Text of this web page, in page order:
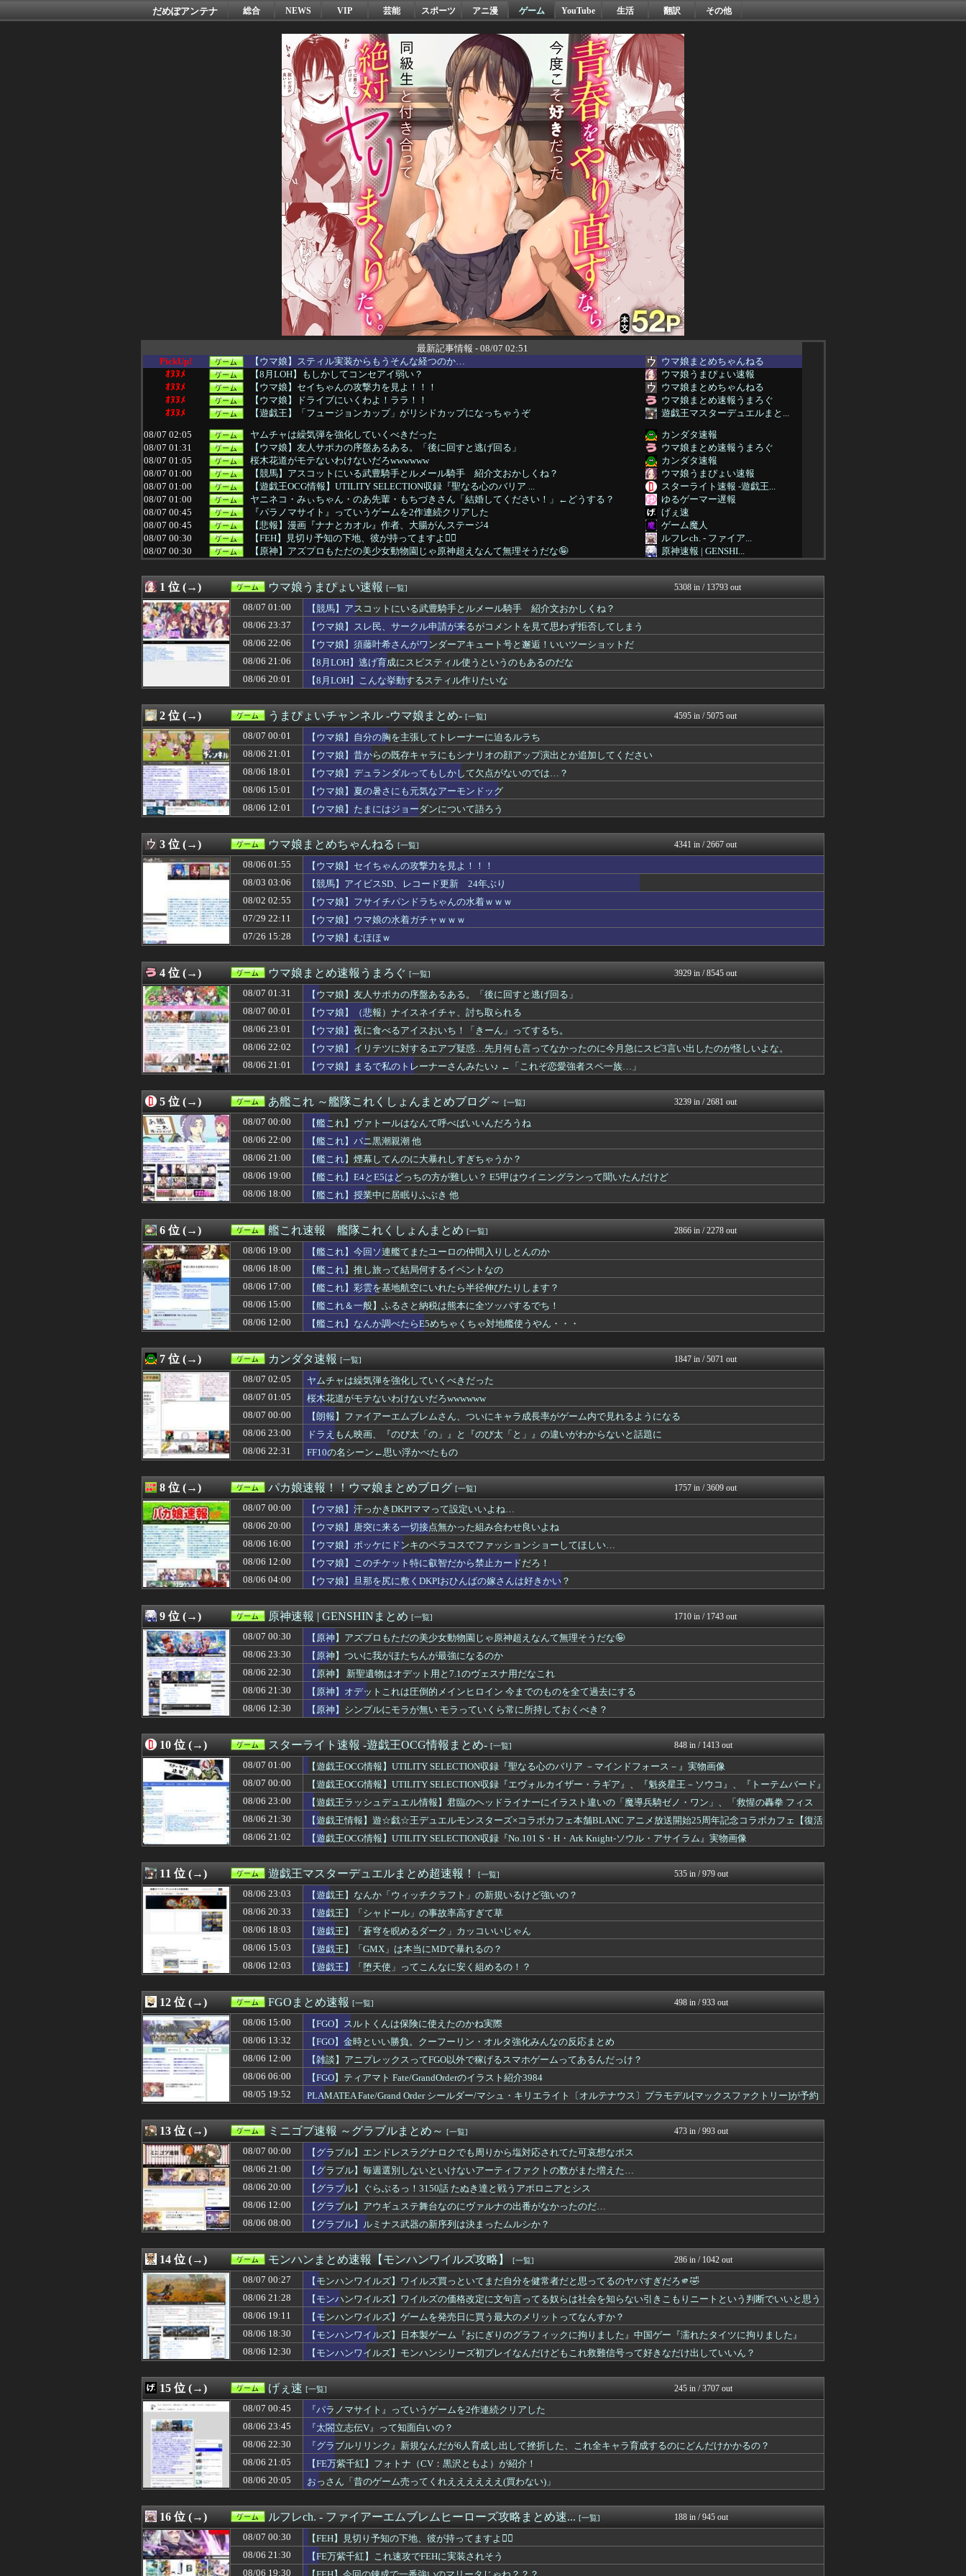
だめぽアンテナ 総合 NEWS VIP 芸能 スポーツ アニ漫 ゲーム YouTube 生活 翻訳 その他
最新記事情報 - 08/07 02:51
PickUp!
【ウマ娘】スティル実装からもうそんな経つのか…
ウマ娘まとめちゃんねる
ｵﾇﾇﾒ
【8月LOH】もしかしてコンセアイ弱い？
ウマ娘うまぴょい速報
ｵﾇﾇﾒ
【ウマ娘】セイちゃんの攻撃力を見よ！！！
ウマ娘まとめちゃんねる
ｵﾇﾇﾒ
【ウマ娘】ドライブにいくわよ！ララ！！
ウマ娘まとめ速報うまろぐ
ｵﾇﾇﾒ
【遊戯王】「フュージョンカップ」がリシドカップになっちゃうぞ
遊戯王マスターデュエルまと...
08/07 02:05
ヤムチャは繰気弾を強化していくべきだった
カンダタ速報
08/07 01:31
【ウマ娘】友人サポカの序盤あるある。「後に回すと逃げ回る」
ウマ娘まとめ速報うまろぐ
08/07 01:05
桜木花道がモテないわけないだろwwwwww
カンダタ速報
08/07 01:00
【競馬】アスコットにいる武豊騎手とルメール騎手 紹介文おかしくね？
ウマ娘うまぴょい速報
08/07 01:00
【遊戯王OCG情報】UTILITY SELECTION収録『聖なる心のバリア ...
スターライト速報 -遊戯王...
08/07 01:00
ヤニネコ・みぃちゃん・のあ先輩・もちづきさん「結婚してください！」←どうする？
ゆるゲーマー遅報
08/07 00:45
『パラノマサイト』っていうゲームを2作連続クリアした
げぇ速
08/07 00:45
【悲報】漫画『ナナとカオル』作者、大腸がんステージ4
ゲーム魔人
08/07 00:30
【FEH】見切り予知の下地、彼が持ってますよ👍🏻
ルフレch. - ファイア...
08/07 00:30
【原神】アズプロもただの美少女動物園じゃ原神超えなんて無理そうだな🤪
原神速報 | GENSHI...
08/07 00:09
【FF14】フォークタワー魔の塔Nで「床トラップや生き急いでダッシュするソロが...
馬鳥速報
08/07 00:04
【まどマギ】ループものの9割は物語開始時点が既にn周目だったって仕掛けがあるよ...
まどドラまとめ速報 魔法少...
08/07 00:02
ソフトの入れ替えなんて10秒で済むのにそれを面倒くさいとかDL版選ぶ理由だわと...
08/07 00:01
【ウマ娘】自分の胸を主張してトレーナーに迫るルラち
うまぴょいチャンネル -ウ...
08/07 00:01
【ウマ娘】（悲報）ナイスネイチャ、討ち取られる
08/07 00:00
【グラブル】エンドレスラグナロクでも周りから塩対応されてた可哀想なボス
08/07 00:00
【ウマ娘】汗っかきDKPIママって設定いいよね…
パカ娘速報！！ウマ娘まとめ...
【艦これ】ヴァトールはなんて呼べばいいんだろうね
あ艦これ ～艦隊これくしょ...
『キメラ』って倫理観無くせば普通に作れるんか？
08/07 00:00
ポケポケ、1年で1600万人が引退・・・
Y速報
08/07 00:00
【朗報】ファイアーエムブレムさん、ついにキャラ成長率がゲーム内で見れるようにな...
カンダタ速報
08/06 23:45
『太閤立志伝V』って知面白いの？
08/06 23:37
【ウマ娘】スレ民、サークル申請が来るがコメントを見て思わず拒否してしまう
ウマ娘うまぴょい速報
08/06 23:30
【原神】ついに我がほたちんが最強になるのか
08/06 23:25
【悲報】GTA6の新トレーラー、ネトフリ独占(6時間先行)ｗｗｗ
08/06 23:03
【遊戯王】なんか「ウィッチクラフト」の新規いるけど強いの？
遊戯王マスターデュエルまと...
08/06 23:02
【衰退】「エロゲー」とかいうかつて有能クリエイターを続々と輩出した謎の界隈ww...
mutyunのゲーム+αブ...
08/06 23:01
【ウマ娘】夜に食べるアイスおいち！「きーん」ってするち。
08/06 23:00
【城プロ】(夏江戸を見ながら)
城プロRE速報 -城プロR...
08/06 23:00
グリーンのラッタ死亡説が本当にそうなのかで揉める話題になってるのを知って驚いて...
アルセウス速報＠ポケモンま...
08/06 23:00
【画像】同級生「迷彩服って効果ないだろ」 それではこちらをごらんください
08/06 23:00
【遊戯王ラッシュデュエル情報】君臨のヘッドライナーにイラスト違いの「魔導兵騎ゼ...
スターライト速報 -遊戯王...
ドラえもん映画、『のび太「の」』と『のび太「と」』の違いがわからないと話題に
08/06 22:31
FF10の名シーン←思い浮かべたもの
08/06 22:30
『グラブルリリンク』新規なんだが6人育成し出して挫折した、これ全キャラ育成する...
げぇ速
08/06 22:30
【原神】 新聖遺物はオデット用と7.1のヴェスナ用だなこれ
原神速報 | GENSHI...
08/06 22:15
【週販】Switch2『30,606台』PS5『10,107台』スプラトゥーン...
08/06 22:07
【スト6】竹内ジョン選手「どう考えても調整の時期がおかしい。大会の真っただ中に...
チゲ速
08/06 22:06
【ウマ娘】須藤叶希さんがワンダーアキュート号と邂逅！いいツーショットだ
ウマ娘うまぴょい速報
08/06 22:02
【ウマ娘】イリテツに対するエアプ疑惑…先月何も言ってなかったのに今月急にスピ3...
08/06 22:02
抽選に当たったのでSwitch 2買ったけど一切使ってない。ワイだけ？
mutyunのゲーム+αブ...
08/06 22:00
【艦これ】バニ黒潮親潮 他
08/06 22:00
『スマートウォッチ』って言うほど必要か？
08/06 22:00
ファイアーエムブレム 万紫千紅さん、白人の美少女を出してしまうwww
Y速報
08/06 22:00
『ドラゴンボール』最近気付いたけどベジータ一家全員野菜の名前なんだな…
けおけお速報
08/06 22:00
【画像】露悪アニメ化ブーム、はじまるｗｗｗｗｗｗｗ
08/06 21:30
【FE万紫千紅】これ速攻でFEHに実装されそう
ルフレch. - ファイア...
08/06 21:30
【遊戯王情報】遊☆戯☆王デュエルモンスターズ×コラボカフェ本舗BLANC アニ...
スターライト速報 -遊戯王...
08/06 21:30
【原神】オデットこれは圧倒的メインヒロイン 今までのものを全て過去にする
08/06 21:30
FF4とかいうカッコいい竜騎士が活躍するゲーム最高だよな
カンダタ速報
08/06 21:28
【モンハンワイルズ】ワイルズの価格改定に文句言ってる奴らは社会を知らない引きこ...
モンハンまとめ速報【モンハ...
08/06 21:06
【8月LOH】逃げ育成にスピスティル使うというのもあるのだな
08/06 21:05
【FE万紫千紅】フォトナ（CV：黒沢ともよ）が紹介！
げぇ速
08/06 21:03
【FF14】寝転がりながら麻雀ができる！Switch2版、携帯麻雀機として滅茶...
馬鳥速報
08/06 21:02
なぜ日本が誇る巨大IP「北の国から」をオープンワールドゲーム化しないのか？
08/06 21:01
【ウマ娘】昔からの既存キャラにもシナリオの顔アップ演出とか追加してください
08/06 21:01
【ウマ娘】まるで私のトレーナーさんみたい♪ ←「これぞ恋愛強者スペ一族…」
ウマ娘まとめ速報うまろぐ
08/06 21:00
【東方】獣人キャラの耳どうなってるの問題
08/06 21:00
ライター「Switch2、499ドルでも安い800ドル超えるかも。PS5は直近...
Y速報
08/06 21:00
【グラブル】毎週選別しないといけないアーティファクトの数がまた増えた…
ミニゴブ速報 ～グラブルま...
08/06 21:00
【艦これ】煙幕してんのに大暴れしすぎちゃうか？
08/06 21:00
ゲオ「物理メディアが廃止されれば、ゲームはただ消費されるものになってしまう」
08/06 21:00
大学生のキモオタはなぜエナジードリンク飲んでるアピールするんや
カンダタ速報
08/06 20:47
【衝撃】SHIENで見つけた一定の人にバカ刺さりそうなオモチャがコチラｗｗｗｗ...
08/06 20:32
ゲーフリ「Beast of Reincarnationは皆様からのご意見を真摯...
mutyunのゲーム+αブ...
08/06 20:25
フロム以外の高難易度ゲーはやる気が出ない（皆がやってるゲームじゃないと達成感が...
08/06 20:05
おっさん「昔のゲーム売ってくれええええええ(買わない)」
08/06 20:02
多根「Switch2、499ドルでも安い800ドル超えるかも。PS5は直近での...
mutyunのゲーム+αブ...
08/06 20:01
『みんなのゴルフ WORLD』制作チームがロードマップ公開、無料の新規コース・...
PlaySphere | ...
08/06 20:01
【8月LOH】こんな挙動するスティル作りたいな
ウマ娘うまぴょい速報
08/06 20:00
【朗報】『冥王計画ゼオライマー』さん、たった2回のスパロボ参戦で大人気ロボ作品...
08/06 20:00
【グラブル】ぐらぶるっ！3150話 たぬき達と戦うアポロニアとシス
ミニゴブ速報 ～グラブルま...
08/06 20:00
【ウマ娘】唐突に来る一切接点無かった組み合わせ良いよね
08/06 20:00
【遊戯王ラッシュデュエル情報】君臨のヘッドライナーに「捕らわれの竜姫」、「魔導...
スターライト速報 -遊戯王...
08/06 19:35
【ポケモンSV】改めて思うけど突然変異かってくらいメインストーリーがめちゃくち...
08/06 19:32
メディア「Switch2版『モンハンワイルズ』はDLSS込みで最大1440p動...
08/06 19:31
【ウマ娘】わたしの全力受け止めて♡ ←「またへんないきものがふえてる…」
08/06 19:30
FE万紫千紅、アマラン8位wwwwww
Y速報
08/06 19:30
【FEH】今回の錬成で一番強いのマリータじゃね？？？
08/06 19:11
【モンハンワイルズ】ゲームを発売日に買う最大のメリットってなんすか？
08/06 19:08
【ウマ娘】ネオユニとゼファーは作者がキャラエミュできないせいで二次創作少ない
ウマ娘まとめ超速報！
08/06 19:05
DMC風のゲームとソウルライク系ってどっちが面白いと思う？
げぇ速
08/06 19:00
【艦これ】今回ソ連艦てまたユーロの仲間入りしとんのか
艦これ速報 艦隊これくしょ...
08/06 19:00
『Sa・Ga2 秘宝伝説』とかいう過大評価ゲーム
ゆるゲーマー遅報
08/06 19:00
【艦これ】E4とE5はどっちの方が難しい？ E5甲はウイニングランって聞いたん...
08/06 18:47
【衝撃】ちいかわの説明をするもド下手くそな私と正論な友人がコチラ・・・・・
08/06 18:45
スクエニ、「令和8年熊本地震」への支援として、義援金3000万円の寄付を発表。...
馬鳥速報
08/06 18:45
【悲報】コレコレ、月収1億円ｗｗｗそりゃ外出るのにボディガードつけるわ…
08/06 18:37
【ウマ娘】タキオン、このソース食べても大丈夫なやつ？
08/06 18:30
【ウマ娘】嫁さんという言葉が似合うウマ娘
ゴルシch.｜ウマ娘まとめ...
08/06 18:30
【FEH】温泉超英雄「双界マルス・ルキナ」「魔器ルフレ女」「クロム」「シーダ」...
ルフレch. - ファイア...
08/06 18:28
【FF14】8月7日に「Switch2版でコンテンツ内でデータロードに時間を要...
馬鳥速報
08/06 18:05
【朗報】ファイアーエムブレム、ついにキャラ成長率がゲーム内で見れるようになる
げぇ速
08/06 18:03
【遊戯王】「蒼穹を睨めるダーク」カッコいいじゃん
遊戯王マスターデュエルまと...
08/06 18:01
【ウマ娘】デュランダルってもしかして欠点がないのでは…？
うまぴょいチャンネル -ウ...
08/06 18:01
サイコロジカル・サバイバルホラー『ザ・ナイン・チャーネル ー第九納骨室ー』PS...
PlaySphere | ...
08/06 18:01
【ウマ娘】シットの炎がファイヤーしてそうなスティルインラブ（セーラーマーズ衣装...
ウマ娘まとめ速報うまろぐ
08/06 18:00
『みんなのGOLF WORLD』、改善に向けてアプデ計画公表
ゆるゲーマー遅報
08/06 18:00
賛否両論の『みんなのGOLF WORLD』、改善に向けてアプデ計画公表
Y速報
08/06 18:00
【艦これ】授業中に居眠りふぶき 他
あ艦これ ～艦隊これくしょ...
08/06 18:00
東方文化帖
2ch東方スレ観測所
08/06 17:17
【FF14】朗報！暗転演出で難しいと言われていたSwitch2版のWoL討滅戦...
馬鳥速報
08/06 17:11
【遊戯王OCG情報】UTILITY SELECTION収録『海晶乙女コーラルア...
08/06 17:05
【ウマ娘】LA公演ツアー、キャンセルが出たので２次募集開始！サンタアニタパーク...
『メガガブリアス』って何が強いんや・・・？
げぇ速
【艦これ】今から提督に着任するなら皆吹雪初期艦なんだろうか
08/06 17:00
【艦これ】彩雲を基地航空にいれたら半径伸びたりします？
08/06 16:47
【速報】堂本光一さん、左目のコンタクトが曇ってしまったため急遽ステージ上で洗う...
08/06 16:45
【画像】ポリコレ卒業のカプコン、スト6に可愛すぎるフィリピン人キャラ実装！
ゲーム魔人
08/06 16:30
60年代のクラシックマシンで山道を駆け上がるヒルクライムレース『Classic...
PlaySphere | ...
08/06 16:30
モンハンワイルズSwitch2版、40fpsと判明
Y速報
08/06 16:08
【ウマ娘】新しい家族が生えてくる可能性は全然あるからな
08/06 16:00
【ウマ娘】ポッケにドンキのペラコスでファッションショーしてほしい…
08/06 16:00
『ほの暮しの庭』買おうか迷ってるけどボリュームはどんなもんなんだろう？
けおけお速報
08/06 15:03
【遊戯王】「GMX」は本当にMDで暴れるの？
遊戯王マスターデュエルまと...
08/06 15:01
ダンジョン探索×店舗経営のローグライクアクションRPG続編『Moonlight...
08/06 15:01
【ウマ娘】夏の暑さにも元気なアーモンドッグ
うまぴょいチャンネル -ウ...
08/06 15:00
【艦これ＆一般】ふるさと納税は熊本に全ツッパするでち！
艦これ速報 艦隊これくしょ...
08/06 15:00
【FF14】新髪型「ブレイドバン」のエレゼン女性が美しすぎると話題に
馬鳥速報
08/06 15:00
【東方】怨霊にナメられてるこいしちゃん可愛いよね
2ch東方スレ観測所
08/06 15:00
【FGO】スルトくんは保険に使えたのかね実際
08/06 14:30
【ウマ娘】ヴェルサイユリゾートファームにローズキングダムのパネルが到着
08/06 14:25
【画像】ホロライブ新作ソシャゲ、またえちえち水着ガチャｗｗ
ゲーム魔人
08/06 14:00
すごいねアーティチョーク。食うところが全然ねえ…！
けおけお速報
08/06 13:43
【まどマギ】ほむリリィも顔の上半分無かったけど、これって何かの伏線だったりする...
08/06 13:32
【FGO】金時といい勝負。クーフーリン・オルタ強化みんなの反応まとめ
08/06 13:30
究極の8bit新作シューティングゲーム 『超翼戦騎エスティーク』8/6本日リリ...
PlaySphere | ...
08/06 13:30
サンドパンとかいう可愛さとかっこよさを兼ね備えたやつ
アルセウス速報＠ポケモンま...
08/06 12:47
卒制で作った旧帝国ホテルですが、投稿後すぐ帝国ホテルから連絡があり・・・・・
スマブラ屋さん | スマブ...
08/06 12:30
【原神】シンプルにモラが無い モラっていくら常に所持しておくべき？
原神速報 | GENSHI...
08/06 12:30
【FE万紫千紅】今のところこのリシテアみたいなデカパイ籠手使いが一番見た目好み
ルフレch. - ファイア...
08/06 12:30
【モンハンワイルズ】モンハンシリーズ初プレイなんだけどもこれ救難信号って好きな...
モンハンまとめ速報【モンハ...
08/06 12:25
【画像】露悪アニメ化ブーム、はじまるｗｗｗ
ゲーム魔人
08/06 12:19
【FF14怪談話】道中の懲罰房にいたミコッテやララフェル女性たちをヒカセンが助...
馬鳥速報
08/06 12:08
【ウマ娘】ハフバは本当にタクトちゃん来るの？
ウマ娘まとめ超速報！
08/06 12:03
【遊戯王】「堕天使」ってこんなに安く組めるの！？
遊戯王マスターデュエルまと...
08/06 12:01
【ウマ娘】たまにはジョーダンについて語ろう
うまぴょいチャンネル -ウ...
08/06 12:01
DualSenseワイヤレスコントローラー「アイコン ブルー スペシャルエディ... PlaySphere | ...
1 位 (→) ウマ娘うまぴょい速報 [一覧] 5308 in / 13793 out
08/07 01:00
【競馬】アスコットにいる武豊騎手とルメール騎手 紹介文おかしくね？
08/06 23:37
【ウマ娘】スレ民、サークル申請が来るがコメントを見て思わず拒否してしまう
08/06 22:06
【ウマ娘】須藤叶希さんがワンダーアキュート号と邂逅！いいツーショットだ
08/06 21:06
【8月LOH】逃げ育成にスピスティル使うというのもあるのだな
08/06 20:01
【8月LOH】こんな挙動するスティル作りたいな
2 位 (→) うまぴょいチャンネル -ウマ娘まとめ- [一覧] 4595 in / 5075 out
08/07 00:01
【ウマ娘】自分の胸を主張してトレーナーに迫るルラち
08/06 21:01
【ウマ娘】昔からの既存キャラにもシナリオの顔アップ演出とか追加してください
08/06 18:01
【ウマ娘】デュランダルってもしかして欠点がないのでは…？
08/06 15:01
【ウマ娘】夏の暑さにも元気なアーモンドッグ
08/06 12:01
【ウマ娘】たまにはジョーダンについて語ろう
3 位 (→) ウマ娘まとめちゃんねる [一覧] 4341 in / 2667 out
08/06 01:55
【ウマ娘】セイちゃんの攻撃力を見よ！！！
08/03 03:06
【競馬】アイビスSD、レコード更新 24年ぶり
08/02 02:55
【ウマ娘】フサイチパンドラちゃんの水着ｗｗｗ
07/29 22:11
【ウマ娘】ウマ娘の水着ガチャｗｗｗ
07/26 15:28
【ウマ娘】むほほｗ
4 位 (→) ウマ娘まとめ速報うまろぐ [一覧] 3929 in / 8545 out
08/07 01:31
【ウマ娘】友人サポカの序盤あるある。「後に回すと逃げ回る」
08/07 00:01
【ウマ娘】（悲報）ナイスネイチャ、討ち取られる
08/06 23:01
【ウマ娘】夜に食べるアイスおいち！「きーん」ってするち。
08/06 22:02
【ウマ娘】イリテツに対するエアプ疑惑…先月何も言ってなかったのに今月急にスピ3言い出したのが怪しいよな。
08/06 21:01
【ウマ娘】まるで私のトレーナーさんみたい♪ ←「これぞ恋愛強者スペ一族…」
5 位 (→) あ艦これ ～艦隊これくしょんまとめブログ～ [一覧] 3239 in / 2681 out
08/07 00:00
【艦これ】ヴァトールはなんて呼べばいいんだろうね
08/06 22:00
【艦これ】バニ黒潮親潮 他
08/06 21:00
【艦これ】煙幕してんのに大暴れしすぎちゃうか？
08/06 19:00
【艦これ】E4とE5はどっちの方が難しい？ E5甲はウイニングランって聞いたんだけど
08/06 18:00
【艦これ】授業中に居眠りふぶき 他
6 位 (→) 艦これ速報 艦隊これくしょんまとめ [一覧] 2866 in / 2278 out
08/06 19:00
【艦これ】今回ソ連艦てまたユーロの仲間入りしとんのか
08/06 18:00
【艦これ】推し旅って結局何するイベントなの
08/06 17:00
【艦これ】彩雲を基地航空にいれたら半径伸びたりします？
08/06 15:00
【艦これ＆一般】ふるさと納税は熊本に全ツッパするでち！
08/06 12:00
【艦これ】なんか調べたらE5めちゃくちゃ対地艦使うやん・・・
7 位 (→) カンダタ速報 [一覧] 1847 in / 5071 out
08/07 02:05
ヤムチャは繰気弾を強化していくべきだった
08/07 01:05
桜木花道がモテないわけないだろwwwwww
08/07 00:00
【朗報】ファイアーエムブレムさん、ついにキャラ成長率がゲーム内で見れるようになる
08/06 23:00
ドラえもん映画、『のび太「の」』と『のび太「と」』の違いがわからないと話題に
08/06 22:31
FF10の名シーン←思い浮かべたもの
8 位 (→) パカ娘速報！！ウマ娘まとめブログ [一覧] 1757 in / 3609 out
08/07 00:00
【ウマ娘】汗っかきDKPIママって設定いいよね…
08/06 20:00
【ウマ娘】唐突に来る一切接点無かった組み合わせ良いよね
08/06 16:00
【ウマ娘】ポッケにドンキのペラコスでファッションショーしてほしい…
08/06 12:00
【ウマ娘】このチケット特に叡智だから禁止カードだろ！
08/06 04:00
【ウマ娘】旦那を尻に敷くDKPIおひんばの嫁さんは好きかい？
9 位 (→) 原神速報 | GENSHINまとめ [一覧] 1710 in / 1743 out
08/07 00:30
【原神】アズプロもただの美少女動物園じゃ原神超えなんて無理そうだな🤪
08/06 23:30
【原神】ついに我がほたちんが最強になるのか
08/06 22:30
【原神】 新聖遺物はオデット用と7.1のヴェスナ用だなこれ
08/06 21:30
【原神】オデットこれは圧倒的メインヒロイン 今までのものを全て過去にする
08/06 12:30
【原神】シンプルにモラが無い モラっていくら常に所持しておくべき？
10 位 (→) スターライト速報 -遊戯王OCG情報まとめ- [一覧] 848 in / 1413 out
08/07 01:00
【遊戯王OCG情報】UTILITY SELECTION収録『聖なる心のバリア －マインドフォース－』実物画像
08/07 00:00
【遊戯王OCG情報】UTILITY SELECTION収録『エヴォルカイザー・ラギア』、『魁炎星王－ソウコ』、『トーテムバード』
実物画像
08/06 23:00
【遊戯王ラッシュデュエル情報】君臨のヘッドライナーにイラスト違いの「魔導兵騎ゼノ・ワン」、「救惺の轟拳 フィス
ト」が収録決定！
08/06 21:30
【遊戯王情報】遊☆戯☆王デュエルモンスターズ×コラボカフェ本舗BLANC アニメ放送開始25周年記念コラボカフェ【復活
編】開催決定！
08/06 21:02 【遊戯王OCG情報】UTILITY SELECTION収録『No.101 S・H・Ark Knight-ソウル・アサイラム』実物画像
11 位 (→) 遊戯王マスターデュエルまとめ超速報！ [一覧] 535 in / 979 out
08/06 23:03
【遊戯王】なんか「ウィッチクラフト」の新規いるけど強いの？
08/06 20:33
【遊戯王】「シャドール」の事故率高すぎて草
08/06 18:03
【遊戯王】「蒼穹を睨めるダーク」カッコいいじゃん
08/06 15:03
【遊戯王】「GMX」は本当にMDで暴れるの？
08/06 12:03
【遊戯王】「堕天使」ってこんなに安く組めるの！？
12 位 (→) FGOまとめ速報 [一覧] 498 in / 933 out
08/06 15:00
【FGO】スルトくんは保険に使えたのかね実際
08/06 13:32
【FGO】金時といい勝負。クーフーリン・オルタ強化みんなの反応まとめ
08/06 12:00
【雑談】アニプレックスってFGO以外で稼げるスマホゲームってあるんだっけ？
08/06 06:00
【FGO】ティアマト Fate/GrandOrderのイラスト紹介3984
08/05 19:52
PLAMATEA Fate/Grand Order シールダー/マシュ・キリエライト〔オルテナウス〕プラモデル[マックスファクトリー]が予約
13 位 (→) ミニゴブ速報 ～グラブルまとめ～ [一覧] 473 in / 993 out
08/07 00:00
【グラブル】エンドレスラグナロクでも周りから塩対応されてた可哀想なボス
08/06 21:00
【グラブル】毎週選別しないといけないアーティファクトの数がまた増えた…
08/06 20:00
【グラブル】ぐらぶるっ！3150話 たぬき達と戦うアポロニアとシス
08/06 12:00
【グラブル】アウギュステ舞台なのにヴァルナの出番がなかったのだ…
08/06 08:00
【グラブル】ルミナス武器の新序列は決まったムルシか？
14 位 (→) モンハンまとめ速報【モンハンワイルズ攻略】 [一覧] 286 in / 1042 out
08/07 00:27
【モンハンワイルズ】ワイルズ買っといてまだ自分を健常者だと思ってるのヤバすぎだろ🫵🤣
08/06 21:28
【モンハンワイルズ】ワイルズの価格改定に文句言ってる奴らは社会を知らない引きこもりニートという判断でいいと思う
08/06 19:11
【モンハンワイルズ】ゲームを発売日に買う最大のメリットってなんすか？
08/06 18:30
【モンハンワイルズ】日本製ゲーム『おにぎりのグラフィックに拘りました』中国ゲー『濡れたタイツに拘りました』
08/06 12:30
【モンハンワイルズ】モンハンシリーズ初プレイなんだけどもこれ救難信号って好きなだけ出していいん？
15 位 (→) げぇ速 [一覧] 245 in / 3707 out
08/07 00:45
『パラノマサイト』っていうゲームを2作連続クリアした
08/06 23:45
『太閤立志伝V』って知面白いの？
08/06 22:30
『グラブルリリンク』新規なんだが6人育成し出して挫折した、これ全キャラ育成するのにどんだけかかるの？
08/06 21:05
【FE万紫千紅】フォトナ（CV：黒沢ともよ）が紹介！
08/06 20:05
おっさん「昔のゲーム売ってくれええええええ(買わない)」
16 位 (→) ルフレch. - ファイアーエムブレムヒーローズ攻略まとめ速... [一覧] 188 in / 945 out
08/07 00:30
【FEH】見切り予知の下地、彼が持ってますよ👍🏻
08/06 21:30
【FE万紫千紅】これ速攻でFEHに実装されそう
08/06 19:30